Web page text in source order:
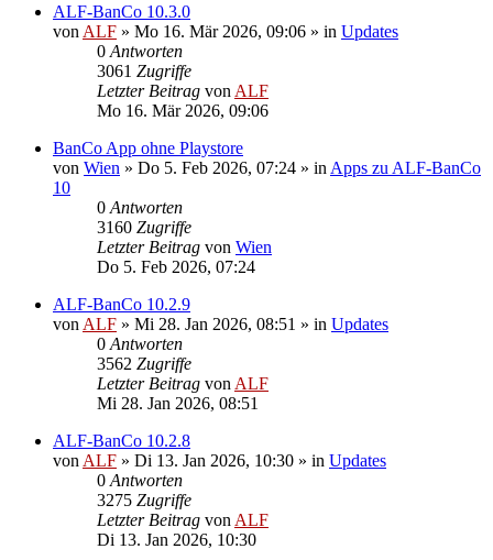
ALF-BanCo 10.3.0
von ALF » Mo 16. Mär 2026, 09:06 » in Updates
0 Antworten
3061 Zugriffe
Letzter Beitrag von ALF
Mo 16. Mär 2026, 09:06
BanCo App ohne Playstore
von Wien » Do 5. Feb 2026, 07:24 » in Apps zu ALF-BanCo
10
0 Antworten
3160 Zugriffe
Letzter Beitrag von Wien
Do 5. Feb 2026, 07:24
ALF-BanCo 10.2.9
von ALF » Mi 28. Jan 2026, 08:51 » in Updates
0 Antworten
3562 Zugriffe
Letzter Beitrag von ALF
Mi 28. Jan 2026, 08:51
ALF-BanCo 10.2.8
von ALF » Di 13. Jan 2026, 10:30 » in Updates
0 Antworten
3275 Zugriffe
Letzter Beitrag von ALF
Di 13. Jan 2026, 10:30